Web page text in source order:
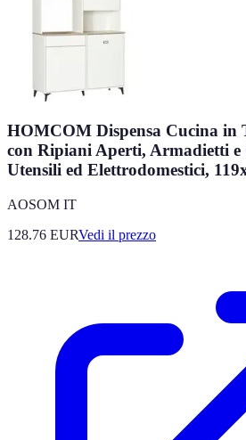
HOMCOM Dispensa Cucina in
con Ripiani Aperti, Armadietti e
Utensili ed Elettrodomestici,
AOSOM IT
128.76 EURVedi il prezzo